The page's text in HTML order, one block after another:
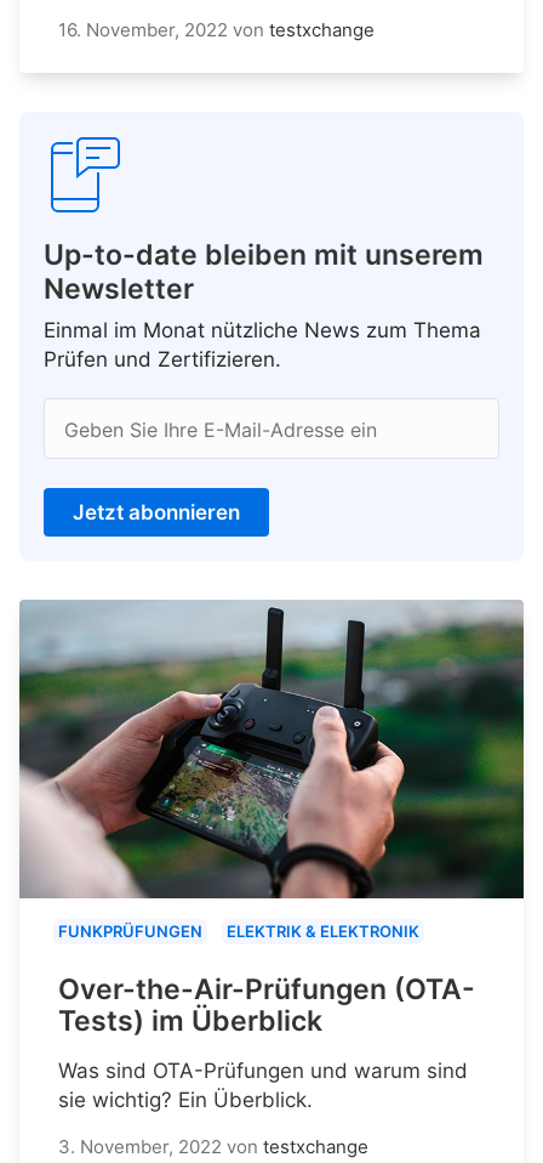
16. November, 2022 von testxchange
Up-to-date bleiben mit unserem
Newsletter
Einmal im Monat nützliche News zum Thema
Prüfen und Zertifizieren.
Geben Sie Ihre E-Mail-Adresse ein
Jetzt abonnieren
FUNKPRÜFUNGEN ELEKTRIK & ELEKTRONIK
Over-the-Air-Prüfungen (OTA-
Tests) im Überblick
Was sind OTA-Prüfungen und warum sind
sie wichtig? Ein Überblick.
3. November, 2022 von testxchange